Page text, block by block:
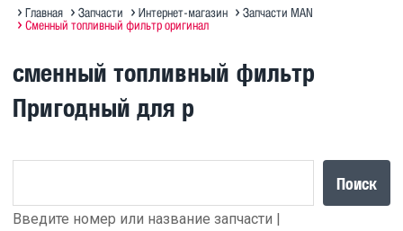
Техническое обслуживание
Оригинальное масло MAN
Полезная информация по SITRAK
Отзывы и предложения
Главная Запчасти Интернет-магазин
Запчасти MAN
Сменный топливный фильтр оригинал
сменный топливный фильтр
Пригодный для р
Поиск
Введите номер или название запчасти |